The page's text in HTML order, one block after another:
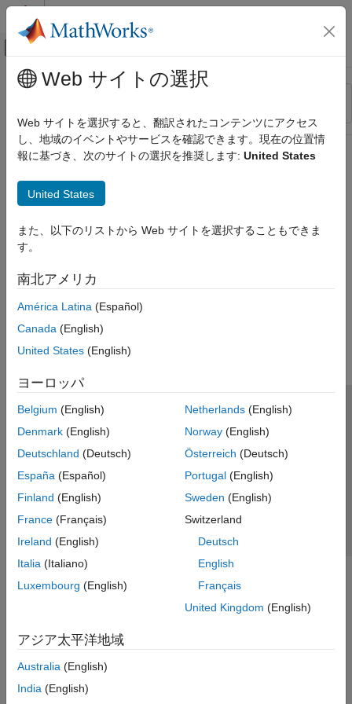
コンテンツへスキップ
オフキャンバス ナビゲーション メ
リソース
ステータス
メインコンテンツ
Web サイトの選択
Web サイトを選択すると、翻訳されたコンテンツにアクセス
し、地域のイベントやサービスを確認できます。現在の位置情
報に基づき、次のサイトの選択を推奨します: United States
United States
また、以下のリストから Web サイトを選択することもできま
す。
南北アメリカ
América Latina (Español)
Canada (English)
United States (English)
ヨーロッパ
Belgium (English)
Denmark (English)
Deutschland (Deutsch)
España (Español)
Finland (English)
France (Français)
Ireland (English)
Italia (Italiano)
Luxembourg (English)
Netherlands(English)
Norway(English)
Österreich (Deutsch)
Portugal(English)
Sweden (English)
Switzerland
Deutsch
English
Français
United Kingdom (English)
アジア太平洋地域
Australia (English)
India (English)
トラストセンター
プライバシー ポリシー
違法コピー防止
アプリケーション ステータス
© 1994-2026 The MathWorks, Inc.